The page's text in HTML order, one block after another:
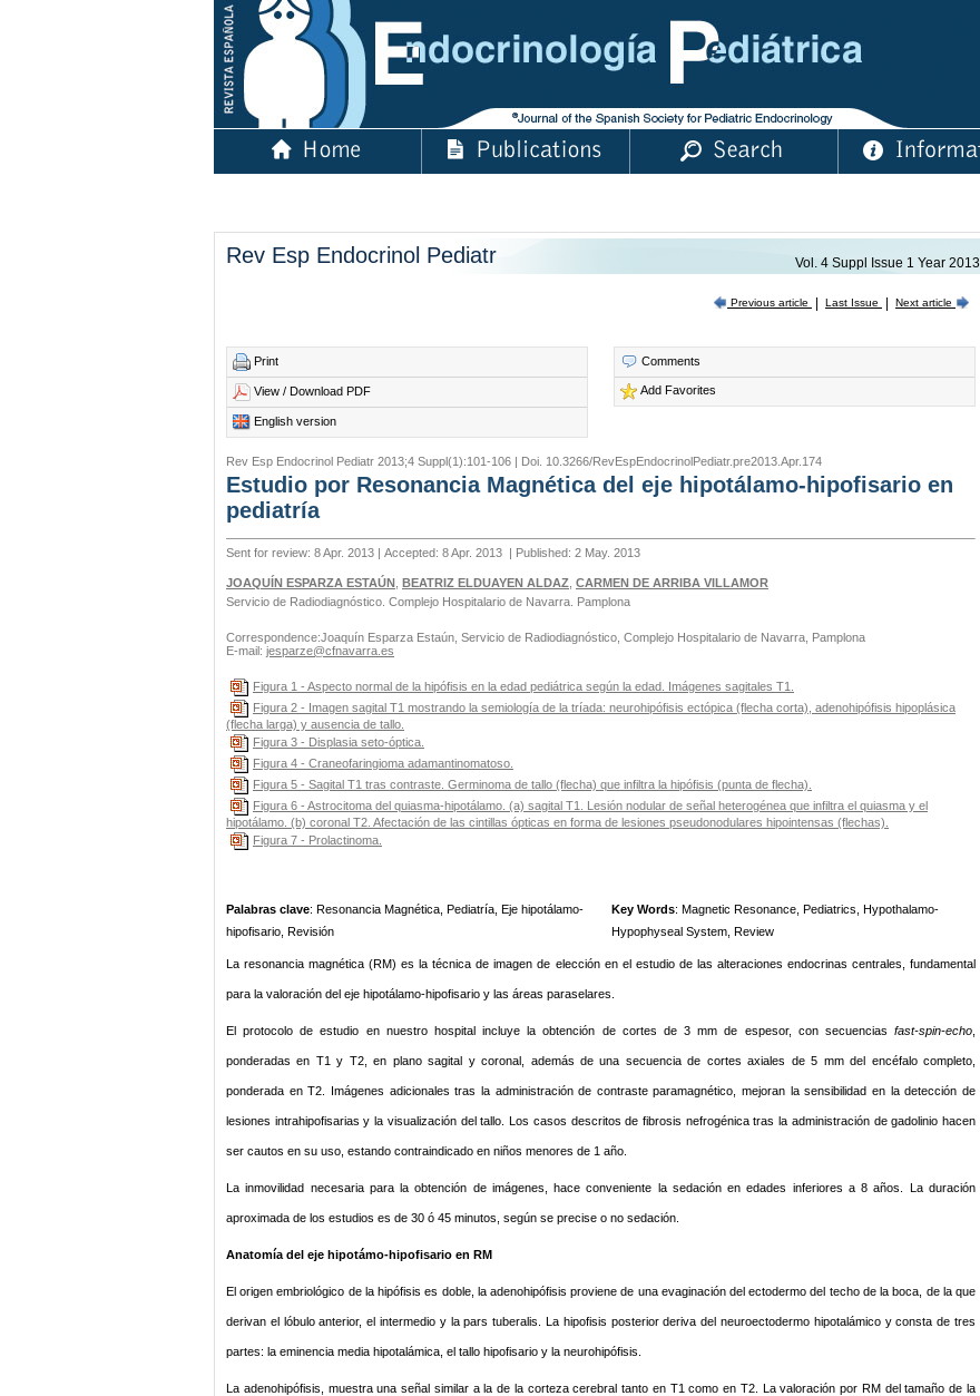
Rev Esp Endocrinol Pediatr Vol. 4 Suppl Issue 1 Year 2013
Previous article Last Issue Next article
Print
View / Download PDF
English version
Comments
Add Favorites
Rev Esp Endocrinol Pediatr 2013;4 Suppl(1):101-106 | Doi. 10.3266/RevEspEndocrinolPediatr.pre2013.Apr.174
Estudio por Resonancia Magnética del eje hipotálamo-hipofisario en
pediatría
Sent for review: 8 Apr. 2013 | Accepted: 8 Apr. 2013 | Published: 2 May. 2013
JOAQUÍN ESPARZA ESTAÚN BEATRIZ ELDUAYEN ALDAZ CARMEN DE ARRIBA VILLAMOR
Servicio de Radiodiagnóstico. Complejo Hospitalario de Navarra. Pamplona
Correspondence:Joaquín Esparza Estaún, Servicio de Radiodiagnóstico, Complejo Hospitalario de Navarra, Pamplona
E-mail: jesparze@cfnavarra.es
Figura 1 - Aspecto normal de la hipófisis en la edad pediátrica según la edad. Imágenes sagitales T1.
Figura 2 - Imagen sagital T1 mostrando la semiología de la tríada: neurohipófisis ectópica (flecha corta), adenohipófisis hipoplásica
(flecha larga) y ausencia de tallo.
Figura 3 - Displasia seto-óptica.
Figura 4 - Craneofaringioma adamantinomatoso.
Figura 5 - Sagital T1 tras contraste. Germinoma de tallo (flecha) que infiltra la hipófisis (punta de flecha).
Figura 6 - Astrocitoma del quiasma-hipotálamo. (a) sagital T1. Lesión nodular de señal heterogénea que infiltra el quiasma y el
hipotálamo. (b) coronal T2. Afectación de las cintillas ópticas en forma de lesiones pseudonodulares hipointensas (flechas).
Figura 7 - Prolactinoma.
Palabras clave: Resonancia Magnética, Pediatría, Eje hipotálamo-
hipofisario, Revisión
Key Words: Magnetic Resonance, Pediatrics, Hypothalamo-
Hypophyseal System, Review
La resonancia magnética (RM) es la técnica de imagen de elección en el estudio de las alteraciones endocrinas centrales, fundamental
para la valoración del eje hipotálamo-hipofisario y las áreas paraselares.
El protocolo de estudio en nuestro hospital incluye la obtención de cortes de 3 mm de espesor, con secuencias fast-spin-echo
ponderadas en T1 y T2, en plano sagital y coronal, además de una secuencia de cortes axiales de 5 mm del encéfalo completo,
ponderada en T2. Imágenes adicionales tras la administración de contraste paramagnético, mejoran la sensibilidad en la detección de
lesiones intrahipofisarias y la visualización del tallo. Los casos descritos de fibrosis nefrogénica tras la administración de gadolinio hacen
ser cautos en su uso, estando contraindicado en niños menores de 1 año.
La inmovilidad necesaria para la obtención de imágenes, hace conveniente la sedación en edades inferiores a 8 años. La duración
aproximada de los estudios es de 30 ó 45 minutos, según se precise o no sedación.
Anatomía del eje hipotámo-hipofisario en RM
El origen embriológico de la hipófisis es doble, la adenohipófisis proviene de una evaginación del ectodermo del techo de la boca, de la que
derivan el lóbulo anterior, el intermedio y la pars tuberalis. La hipofisis posterior deriva del neuroectodermo hipotalámico y consta de tres
partes: la eminencia media hipotalámica, el tallo hipofisario y la neurohipófisis.
La adenohipófisis, muestra una señal similar a la de la corteza cerebral tanto en T1 como en T2. La valoración por RM del tamaño de la